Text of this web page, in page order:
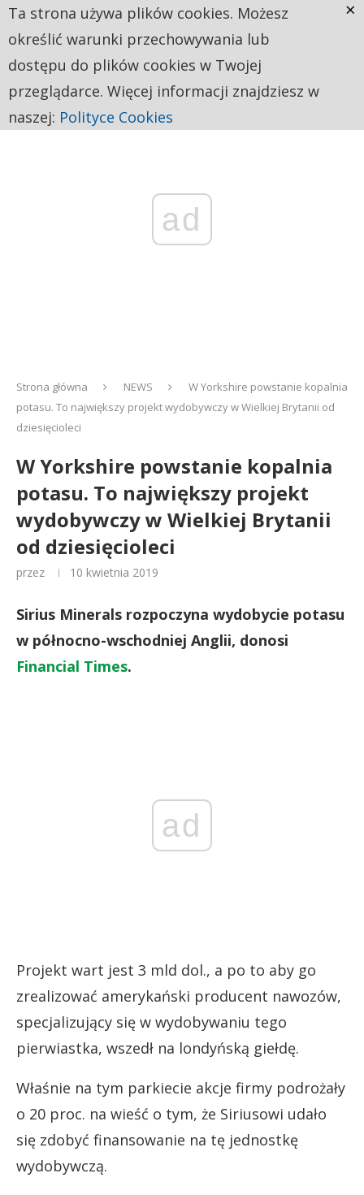
ad
Strona główna NEWS
W Yorkshire powstanie kopalnia
potasu. To największy projekt wydobywczy w Wielkiej Brytanii od
dziesięcioleci
W Yorkshire powstanie kopalnia
potasu. To największy projekt
wydobywczy w Wielkiej Brytanii
od dziesięcioleci
przez 10 kwietnia 2019
Sirius Minerals rozpoczyna wydobycie potasu
w północno-wschodniej Anglii, donosi
Financial Times.
ad
Projekt wart jest 3 mld dol., a po to aby go
zrealizować amerykański producent nawozów,
specjalizujący się w wydobywaniu tego
pierwiastka, wszedł na londyńską giełdę.
Właśnie na tym parkiecie akcje firmy podrożały
o 20 proc. na wieść o tym, że Siriusowi udało
się zdobyć finansowanie na tę jednostkę
wydobywczą.
Ta strona używa plików cookies. Możesz
określić warunki przechowywania lub
dostępu do plików cookies w Twojej
przeglądarce. Więcej informacji znajdziesz w
naszej: Polityce Cookies
×